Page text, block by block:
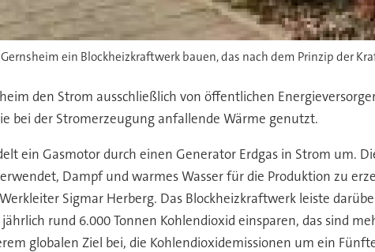
ein Blockheizkraftwerk bauen, das nach dem Prinzip der
den Strom ausschließlich von öffentlichen
bei der Stromerzeugung anfallende Wärme genutzt.
ein Gasmotor durch einen Generator Erdgas in Strom um.
Dampf und warmes Wasser für die Produktion zu
Sigmar Herberg. Das Blockheizkraftwerk leiste
rund 6.000 Tonnen Kohlendioxid einsparen, das sind
globalen Ziel bei, die Kohlendioxidemissionen um ein